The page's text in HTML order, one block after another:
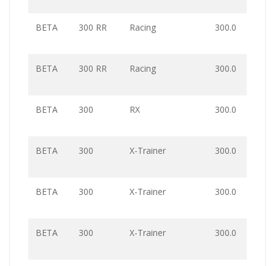
BETA 300 RR Racing 300.0
BETA 300 RR Racing 300.0
BETA 300 RX 300.0
BETA 300 X-Trainer 300.0
BETA 300 X-Trainer 300.0
BETA 300 X-Trainer 300.0